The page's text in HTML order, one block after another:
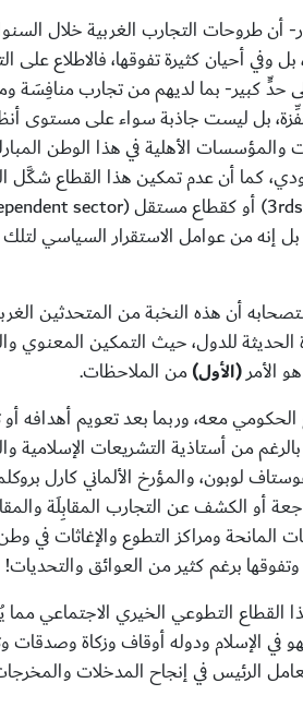
طروحات التجارب الغربية خلال
أحيان كثيرة تفوقها، فالاطلاع
حدٍّ كبير- بما لديهم من تجارب منافِسَة
بل ليست جاذبة سواء على مستوى
والمؤسسات الأهلية في هذا الوطن
كما أن عدم تمكين هذا القطاع شكَّل
) أو كقطاع مستقل (sector
بل إنه من عوامل الاستقرار السياسي
أن هذه النخبة من المتحدثين
للدول، حيث التمكين المعنوي
الأمر(الأول)من الملاحظات.
معه، وربما بعد تعويم
من أستاذية التشريعات الإسلامية
لوبون، والمؤرخ الألماني كارل
أو الكشف عن التجارب المقابِلَة
ومراكز التطوع والإغاثات في
برغم كثير من العوائق والتحديات!
التطوعي الخيري الاجتماعي مما
في الإسلام ودوله أوقاف وزكاة وصدقات
الرئيس في إنجاح المدخلات